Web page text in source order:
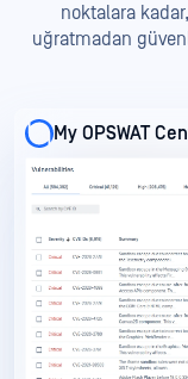
noktalara
uğratmadan
My OPSWAT
My OPSWAT
My
My